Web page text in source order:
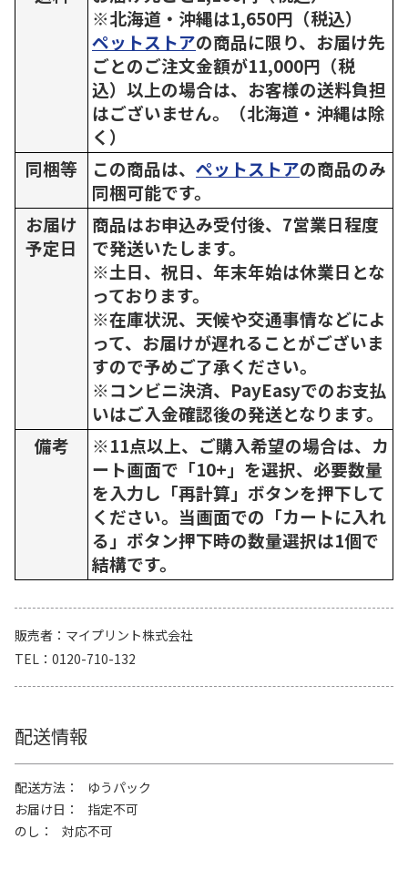
※北海道・沖縄は1,650円（税込）
ペットストアの商品に限り、お届け先
ごとのご注文金額が11,000円（税
込）以上の場合は、お客様の送料負担
はございません。（北海道・沖縄は除
く）
同梱等
この商品は、 ペットストアの商品のみ
同梱可能です。
お届け
予定日
商品はお申込み受付後、7営業日程度
で発送いたします。
※土日、祝日、年末年始は休業日とな
っております。
※在庫状況、天候や交通事情などによ
って、お届けが遅れることがございま
すので予めご了承ください。
※コンビニ決済、PayEasyでのお支払
いはご入金確認後の発送となります。
備考
※11点以上、ご購入希望の場合は、カ
ート画面で「10+」を選択、必要数量
を入力し「再計算」ボタンを押下して
ください。当画面での「カートに入れ
る」ボタン押下時の数量選択は1個で
結構です。
販売者
マイプリント株式会社
TEL
0120-710-132
配送情報
配送方法
ゆうパック
お届け日
指定不可
のし
対応不可